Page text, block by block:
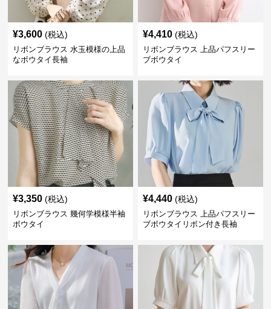
¥3,600 (税込)
リボンブラウス 水玉模様の上品
なボウタイ長袖
¥4,410 (税込)
リボンブラウス 上品パフスリー
ブボウタイ
¥3,350 (税込)
リボンブラウス 幾何学模様半袖
ボウタイ
¥4,440 (税込)
リボンブラウス 上品パフスリー
ブボウタイリボン付き長袖